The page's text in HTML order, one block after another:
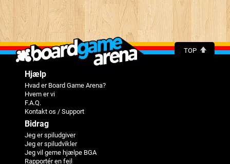
TOP
Hjælp
Hvad er Board Game Arena?
Hvem er vi
F.A.Q.
Kontakt os / Support
Bidrag
Jeg er spiludgiver
Jeg er spiludvikler
Jeg vil gerne hjælpe BGA
Rapportér en fejl